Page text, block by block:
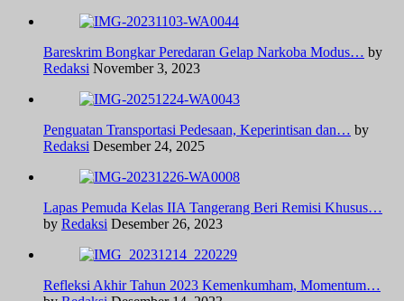
Bareskrim Bongkar Peredaran Gelap Narkoba Modus… by
Redaksi November 3, 2023
Penguatan Transportasi Pedesaan, Keperintisan dan… by
Redaksi Desember 24, 2025
Lapas Pemuda Kelas IIA Tangerang Beri Remisi Khusus…
by Redaksi Desember 26, 2023
Refleksi Akhir Tahun 2023 Kemenkumham, Momentum…